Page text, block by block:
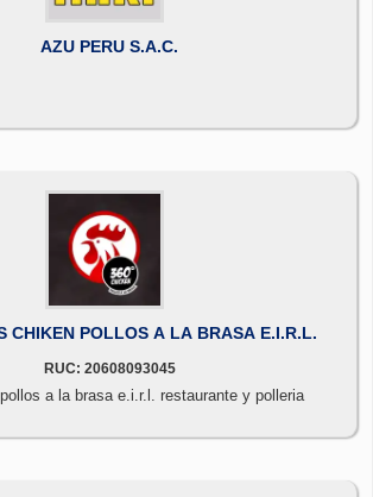
AZU PERU S.A.C.
CHIKEN POLLOS A LA BRASA E.I.R.L.
RUC: 20608093045
a la brasa e.i.r.l. restaurante y polleria